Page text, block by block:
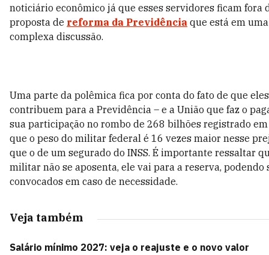
noticiário econômico já que esses servidores ficam fora
proposta de reforma da Previdência que está em uma
complexa discussão.
Uma parte da polêmica fica por conta do fato de que
contribuem para a Previdência – e a União que faz o
sua participação no rombo de 268 bilhões registrado
que o peso do militar federal é 16 vezes maior nesse
que o de um segurado do INSS. É importante ressaltar
militar não se aposenta, ele vai para a reserva, podendo
convocados em caso de necessidade.
Veja também
Salário mínimo 2027: veja o reajuste e o novo valor